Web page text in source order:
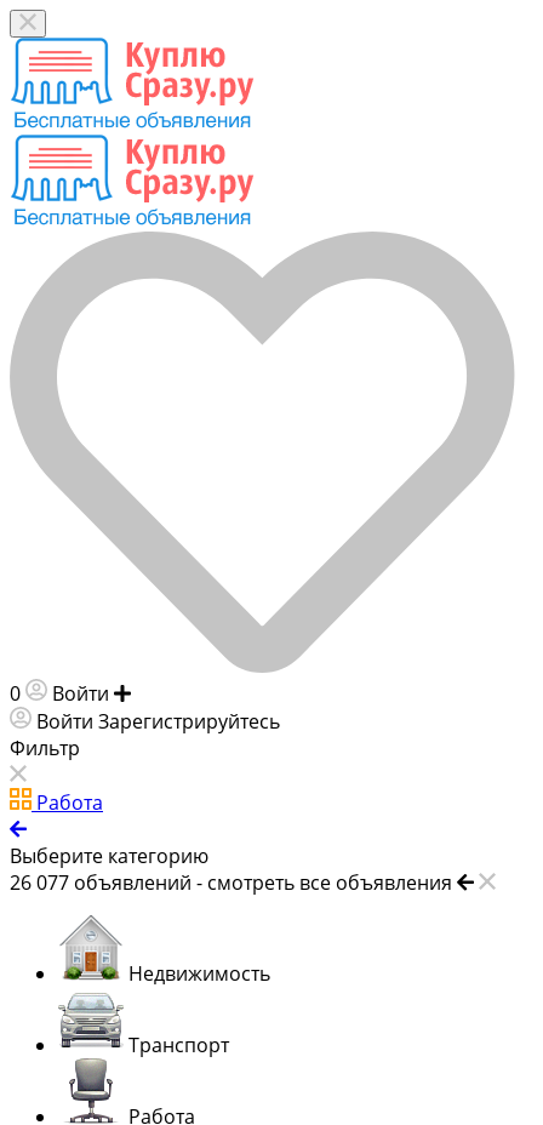
0 Войти
Войти Зарегистрируйтесь
Фильтр
Работа
Выберите категорию
26 077 объявлений - смотреть все объявления
Недвижимость
Транспорт
Работа